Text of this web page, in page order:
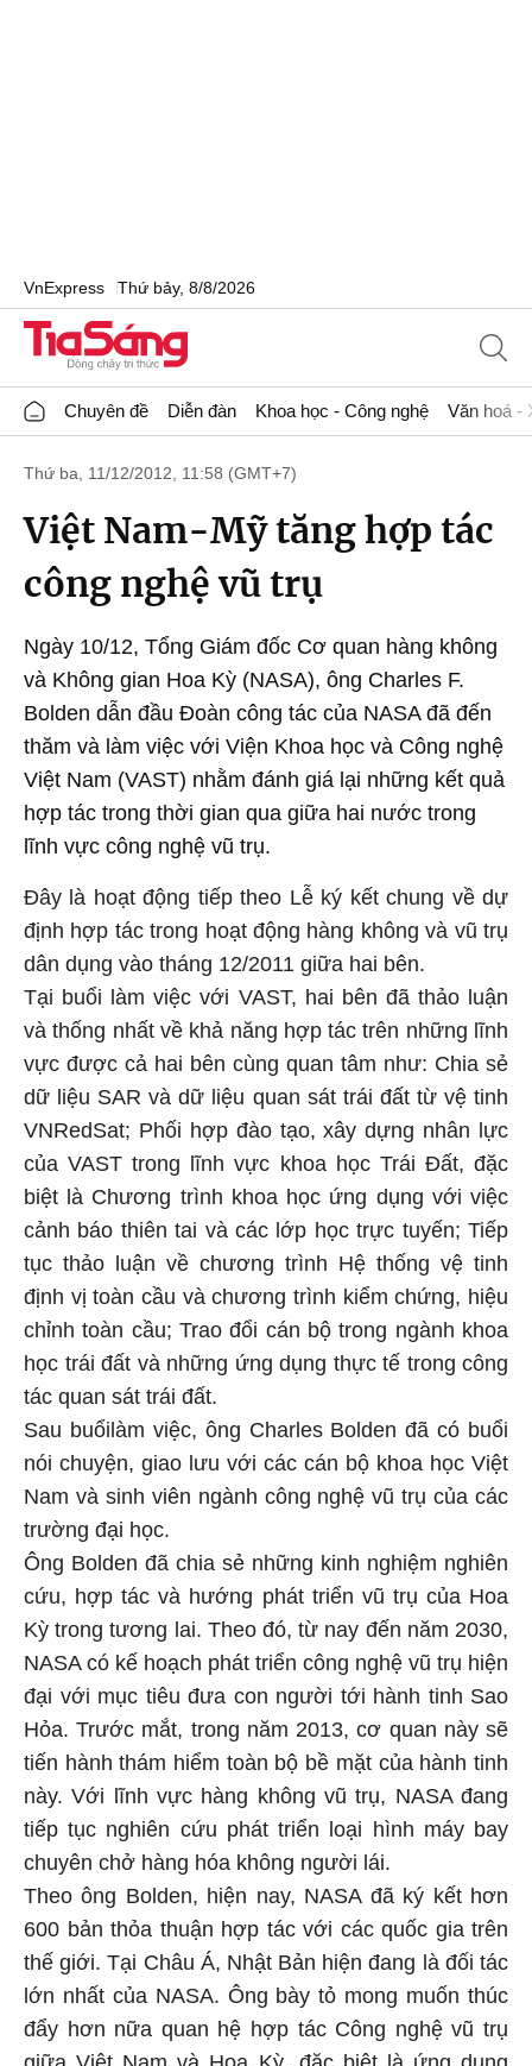
VnExpress Thứ bảy, 8/8/2026
Chuyên đề Diễn đàn Khoa học - Công nghệ Văn hoá -
Thứ ba, 11/12/2012, 11:58 (GMT+7)
Việt Nam-Mỹ tăng hợp tác
công nghệ vũ trụ
Ngày 10/12, Tổng Giám đốc Cơ quan hàng không
và Không gian Hoa Kỳ (NASA), ông Charles F.
Bolden dẫn đầu Đoàn công tác của NASA đã đến
thăm và làm việc với Viện Khoa học và Công nghệ
Việt Nam (VAST) nhằm đánh giá lại những kết quả
hợp tác trong thời gian qua giữa hai nước trong
lĩnh vực công nghệ vũ trụ.
Đây là hoạt động tiếp theo Lễ ký kết chung về dự
định hợp tác trong hoạt động hàng không và vũ trụ
dân dụng vào tháng 12/2011 giữa hai bên.
Tại buổi làm việc với VAST, hai bên đã thảo luận
và thống nhất về khả năng hợp tác trên những lĩnh
vực được cả hai bên cùng quan tâm như: Chia sẻ
dữ liệu SAR và dữ liệu quan sát trái đất từ vệ tinh
VNRedSat; Phối hợp đào tạo, xây dựng nhân lực
của VAST trong lĩnh vực khoa học Trái Đất, đặc
biệt là Chương trình khoa học ứng dụng với việc
cảnh báo thiên tai và các lớp học trực tuyến; Tiếp
tục thảo luận về chương trình Hệ thống vệ tinh
định vị toàn cầu và chương trình kiểm chứng, hiệu
chỉnh toàn cầu; Trao đổi cán bộ trong ngành khoa
học trái đất và những ứng dụng thực tế trong công
tác quan sát trái đất.
Sau buổilàm việc, ông Charles Bolden đã có buổi
nói chuyện, giao lưu với các cán bộ khoa học Việt
Nam và sinh viên ngành công nghệ vũ trụ của các
trường đại học.
Ông Bolden đã chia sẻ những kinh nghiệm nghiên
cứu, hợp tác và hướng phát triển vũ trụ của Hoa
Kỳ trong tương lai. Theo đó, từ nay đến năm 2030,
NASA có kế hoạch phát triển công nghệ vũ trụ hiện
đại với mục tiêu đưa con người tới hành tinh Sao
Hỏa. Trước mắt, trong năm 2013, cơ quan này sẽ
tiến hành thám hiểm toàn bộ bề mặt của hành tinh
này. Với lĩnh vực hàng không vũ trụ, NASA đang
tiếp tục nghiên cứu phát triển loại hình máy bay
chuyên chở hàng hóa không người lái.
Theo ông Bolden, hiện nay, NASA đã ký kết hơn
600 bản thỏa thuận hợp tác với các quốc gia trên
thế giới. Tại Châu Á, Nhật Bản hiện đang là đối tác
lớn nhất của NASA. Ông bày tỏ mong muốn thúc
đẩy hơn nữa quan hệ hợp tác Công nghệ vũ trụ